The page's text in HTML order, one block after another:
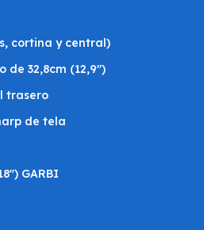
cortina y central)
32,8cm (12,9")
trasero
de tela
GARBI